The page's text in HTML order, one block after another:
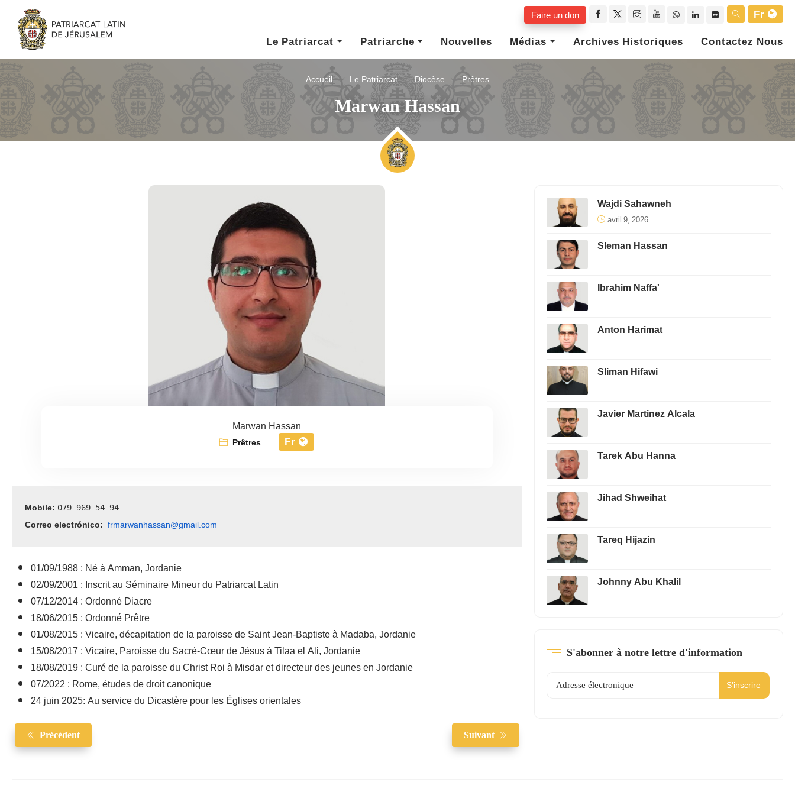
Faire un don
Fr
Le Patriarcat
Patriarche Nouvelles Médias Archives Historiques Contactez Nous
Accueil Le Patriarcat Diocèse Prêtres
Marwan Hassan
Marwan Hassan
Prêtres Fr
Mobile: 079 969 54 94
Correo electrónico: frmarwanhassan@gmail.com
01/09/1988 : Né à Amman, Jordanie
02/09/2001 : Inscrit au Séminaire Mineur du Patriarcat Latin
07/12/2014 : Ordonné Diacre
18/06/2015 : Ordonné Prêtre
01/08/2015 : Vicaire, décapitation de la paroisse de Saint Jean-Baptiste à Madaba, Jordanie
15/08/2017 : Vicaire, Paroisse du Sacré-Cœur de Jésus à Tilaa el Ali, Jordanie
18/08/2019 : Curé de la paroisse du Christ Roi à Misdar et directeur des jeunes en Jordanie
07/2022 : Rome, études de droit canonique
24 juin 2025: Au service du Dicastère pour les Églises orientales
Précédent Suivant
Wajdi Sahawneh
avril 9, 2026
Sleman Hassan
Ibrahim Naffa'
Anton Harimat
Sliman Hifawi
Javier Martinez Alcala
Tarek Abu Hanna
Jihad Shweihat
Tareq Hijazin
Johnny Abu Khalil
S'abonner à notre lettre d'information
S'inscrire